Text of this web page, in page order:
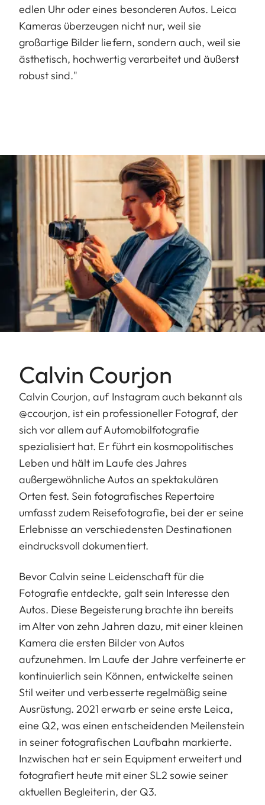
edlen Uhr oder eines besonderen Autos. Leica
Kameras überzeugen nicht nur, weil sie
großartige Bilder liefern, sondern auch, weil sie
ästhetisch, hochwertig verarbeitet und äußerst
robust sind."
Calvin Courjon
Calvin Courjon, auf Instagram auch bekannt als
@ccourjon, ist ein professioneller Fotograf, der
sich vor allem auf Automobilfotografie
spezialisiert hat. Er führt ein kosmopolitisches
Leben und hält im Laufe des Jahres
außergewöhnliche Autos an spektakulären
Orten fest. Sein fotografisches Repertoire
umfasst zudem Reisefotografie, bei der er seine
Erlebnisse an verschiedensten Destinationen
eindrucksvoll dokumentiert.
Bevor Calvin seine Leidenschaft für die
Fotografie entdeckte, galt sein Interesse den
Autos. Diese Begeisterung brachte ihn bereits
im Alter von zehn Jahren dazu, mit einer kleinen
Kamera die ersten Bilder von Autos
aufzunehmen. Im Laufe der Jahre verfeinerte er
kontinuierlich sein Können, entwickelte seinen
Stil weiter und verbesserte regelmäßig seine
Ausrüstung. 2021 erwarb er seine erste Leica,
eine Q2, was einen entscheidenden Meilenstein
in seiner fotografischen Laufbahn markierte.
Inzwischen hat er sein Equipment erweitert und
fotografiert heute mit einer SL2 sowie seiner
aktuellen Begleiterin, der Q3.